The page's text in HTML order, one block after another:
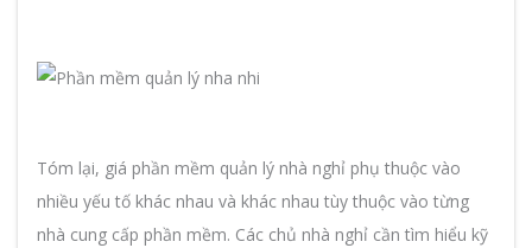
Tóm lại, giá phần mềm quản lý nhà nghỉ phụ thuộc vào
nhiều yếu tố khác nhau và khác nhau tùy thuộc vào từng
nhà cung cấp phần mềm. Các chủ nhà nghỉ cần tìm hiểu kỹ